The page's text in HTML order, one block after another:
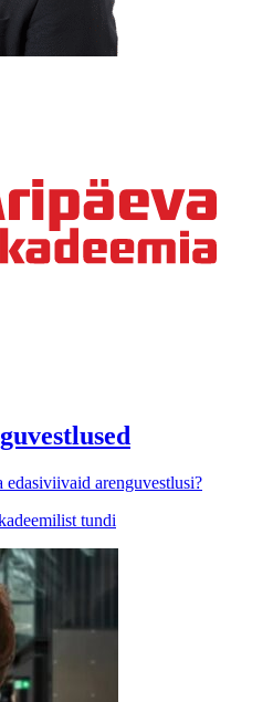
arenguvestlusi?
tundi